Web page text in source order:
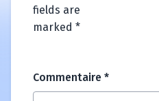
fields are
marked *
Commentaire *